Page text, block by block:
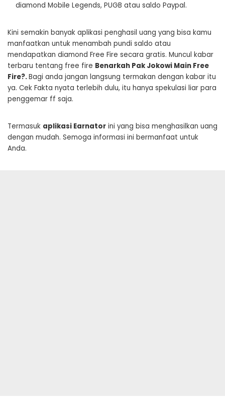
diamond Mobile Legends, PUGB atau saldo Paypal.
Kini semakin banyak aplikasi penghasil uang yang bisa kamu
manfaatkan untuk menambah pundi saldo atau
mendapatkan diamond Free Fire secara gratis. Muncul kabar
terbaru tentang free fire Benarkah Pak Jokowi Main Free
Fire?.Bagi anda jangan langsung termakan dengan kabar itu
ya. Cek Fakta nyata terlebih dulu, itu hanya spekulasi liar para
penggemar ff saja.
Termasuk aplikasi Earnator ini yang bisa menghasilkan uang
dengan mudah. Semoga informasi ini bermanfaat untuk
Anda.